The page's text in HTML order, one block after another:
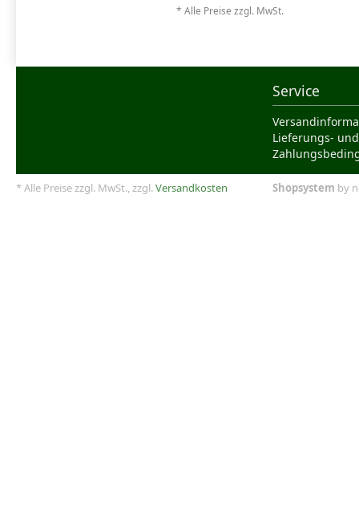
* Alle Preise zzgl. MwSt.
Service
Lieferungs- und
* Alle Preise zzgl. MwSt., zzgl.Versandkosten Shopsystem by